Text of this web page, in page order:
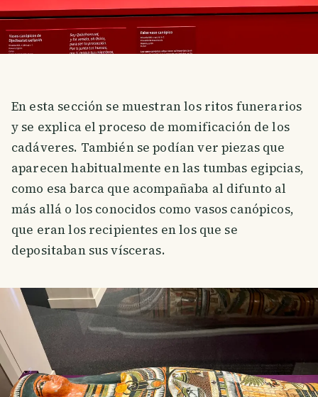
En esta sección se muestran los ritos funerarios
y se explica el proceso de momificación de los
cadáveres. También se podían ver piezas que
aparecen habitualmente en las tumbas egipcias,
como esa barca que acompañaba al difunto al
más allá o los conocidos como vasos canópicos,
que eran los recipientes en los que se
depositaban sus vísceras.